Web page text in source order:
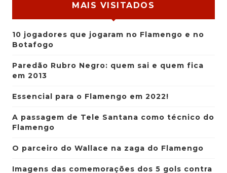
MAIS VISITADOS
10 jogadores que jogaram no Flamengo e no
Botafogo
Paredão Rubro Negro: quem sai e quem fica
em 2013
Essencial para o Flamengo em 2022!
A passagem de Tele Santana como técnico do
Flamengo
O parceiro do Wallace na zaga do Flamengo
Imagens das comemorações dos 5 gols contra